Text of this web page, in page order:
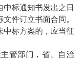
标通知书发出之日
件订立书面合同。
标方案的，应当征
管部门，省、自治